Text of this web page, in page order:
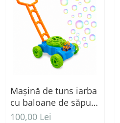
Mașină de tuns iarba
cu baloane de săpun
pentru copii
100,00 Lei